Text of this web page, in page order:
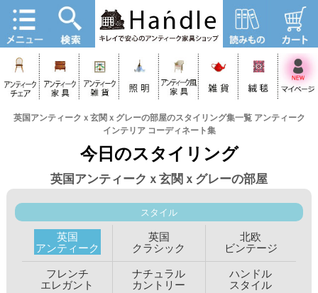
英国アンティークｘ玄関ｘグレーの部屋のスタイリング集一覧 アンティーク
インテリア コーディネート集
今日のスタイリング
英国アンティークｘ玄関ｘグレーの部屋
スタイル
英国
アンティーク
英国
クラシック
北欧
ビンテージ
フレンチ
エレガント
ナチュラル
カントリー
ハンドル
スタイル